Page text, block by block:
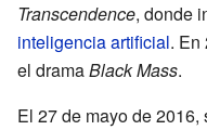
Transcendence, donde
inteligencia artificial. En
el dramaBlack Mass.
El 27 de mayo de